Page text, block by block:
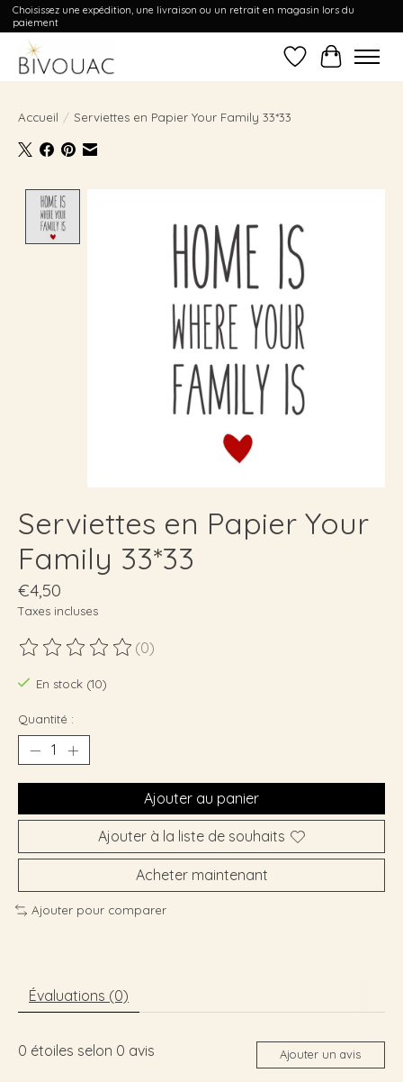
Choisissez une expédition, une livraison ou un retrait en magasin lors du
paiement
Liste dePanier
Accueil / Serviettes en Papier Your Family 33*33
Serviettes en Papier Your
Family 33*33
€4,50
Taxes incluses
Ce produit est évalué à
(0)
En stock (10)
Quantité :
Ajouter au panier
Ajouter à la liste de souhaits
Acheter maintenant
Ajouter pour comparer
Évaluations (0)
0 étoiles selon 0 avis Ajouter un avis